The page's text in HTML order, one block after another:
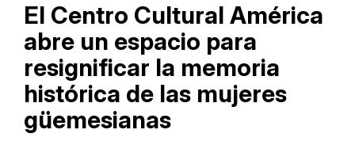
El Centro Cultural América
abre un espacio para
resignificar la memoria
histórica de las mujeres
güemesianas